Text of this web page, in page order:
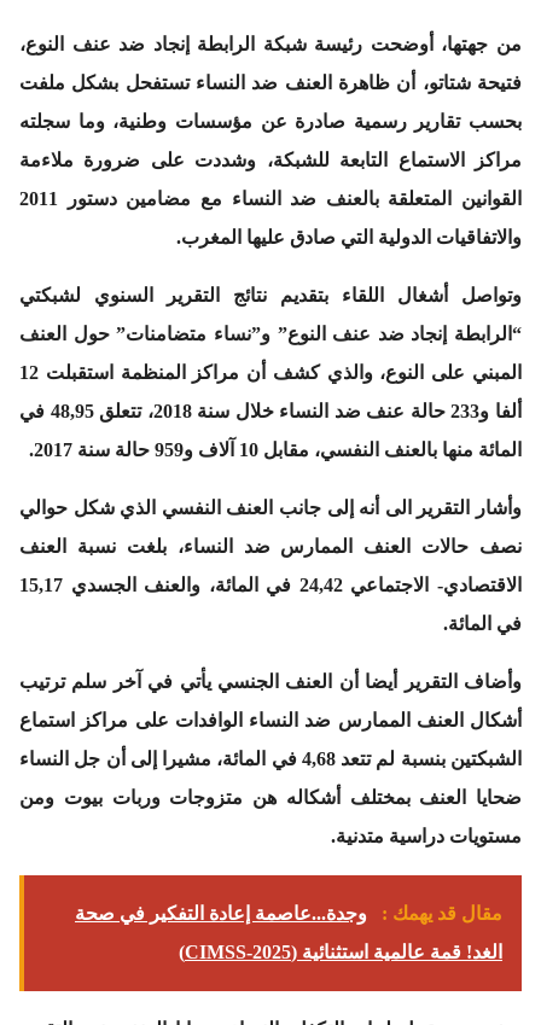
من جهتها، أوضحت رئيسة شبكة الرابطة إنجاد ضد عنف النوع،
فتيحة شتاتو، أن ظاهرة العنف ضد النساء تستفحل بشكل ملفت
بحسب تقارير رسمية صادرة عن مؤسسات وطنية، وما سجلته
مراكز الاستماع التابعة للشبكة، وشددت على ضرورة ملاءمة
القوانين المتعلقة بالعنف ضد النساء مع مضامين دستور 2011
والاتفاقيات الدولية التي صادق عليها المغرب.
وتواصل أشغال اللقاء بتقديم نتائج التقرير السنوي لشبكتي
“الرابطة إنجاد ضد عنف النوع” و”نساء متضامنات” حول العنف
المبني على النوع، والذي كشف أن مراكز المنظمة استقبلت 12
ألفا و233 حالة عنف ضد النساء خلال سنة 2018، تتعلق 48,95 في
المائة منها بالعنف النفسي، مقابل 10 آلاف و959 حالة سنة 2017.
وأشار التقرير الى أنه إلى جانب العنف النفسي الذي شكل حوالي
نصف حالات العنف الممارس ضد النساء، بلغت نسبة العنف
الاقتصادي- الاجتماعي 24,42 في المائة، والعنف الجسدي 15,17
في المائة.
وأضاف التقرير أيضا أن العنف الجنسي يأتي في آخر سلم ترتيب
أشكال العنف الممارس ضد النساء الوافدات على مراكز استماع
الشبكتين بنسبة لم تتعد 4,68 في المائة، مشيرا إلى أن جل النساء
ضحايا العنف بمختلف أشكاله هن متزوجات وربات بيوت ومن
مستويات دراسية متدنية.
مقال قد يهمك :
وجدة...عاصمة إعادة التفكير في صحة
الغد! قمة عالمية استثنائية (CIMSS-2025)